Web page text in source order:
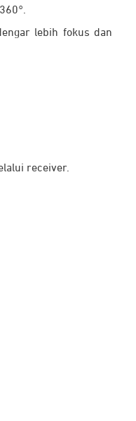
lebih fokus dan
receiver.